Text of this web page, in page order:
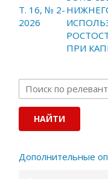
Т. 16, № 2-
2026
ПРИ
Дополнительные